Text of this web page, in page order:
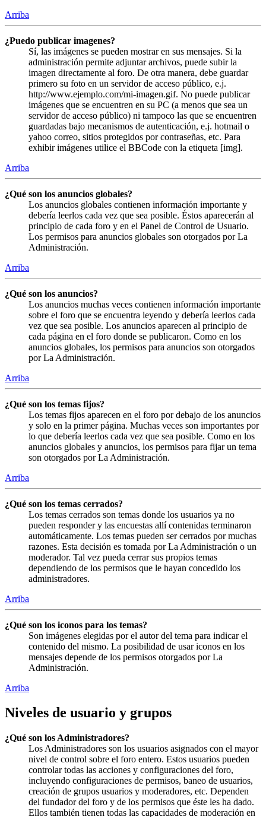
Arriba
¿Puedo publicar imagenes?
Sí, las imágenes se pueden mostrar en sus mensajes. Si la
administración permite adjuntar archivos, puede subir la
imagen directamente al foro. De otra manera, debe guardar
primero su foto en un servidor de acceso público, e.j.
http://www.ejemplo.com/mi-imagen.gif. No puede publicar
imágenes que se encuentren en su PC (a menos que sea un
servidor de acceso público) ni tampoco las que se encuentren
guardadas bajo mecanismos de autenticación, e.j. hotmail o
yahoo correo, sitios protegidos por contraseñas, etc. Para
exhibir imágenes utilice el BBCode con la etiqueta [img].
Arriba
¿Qué son los anuncios globales?
Los anuncios globales contienen información importante y
debería leerlos cada vez que sea posible. Éstos aparecerán al
principio de cada foro y en el Panel de Control de Usuario.
Los permisos para anuncios globales son otorgados por La
Administración.
Arriba
¿Qué son los anuncios?
Los anuncios muchas veces contienen información importante
sobre el foro que se encuentra leyendo y debería leerlos cada
vez que sea posible. Los anuncios aparecen al principio de
cada página en el foro donde se publicaron. Como en los
anuncios globales, los permisos para anuncios son otorgados
por La Administración.
Arriba
¿Qué son los temas fijos?
Los temas fijos aparecen en el foro por debajo de los anuncios
y solo en la primer página. Muchas veces son importantes por
lo que debería leerlos cada vez que sea posible. Como en los
anuncios globales y anuncios, los permisos para fijar un tema
son otorgados por La Administración.
Arriba
¿Qué son los temas cerrados?
Los temas cerrados son temas donde los usuarios ya no
pueden responder y las encuestas allí contenidas terminaron
automáticamente. Los temas pueden ser cerrados por muchas
razones. Esta decisión es tomada por La Administración o un
moderador. Tal vez pueda cerrar sus propios temas
dependiendo de los permisos que le hayan concedido los
administradores.
Arriba
¿Qué son los iconos para los temas?
Son imágenes elegidas por el autor del tema para indicar el
contenido del mismo. La posibilidad de usar iconos en los
mensajes depende de los permisos otorgados por La
Administración.
Arriba
Niveles de usuario y grupos
¿Qué son los Administradores?
Los Administradores son los usuarios asignados con el mayor
nivel de control sobre el foro entero. Estos usuarios pueden
controlar todas las acciones y configuraciones del foro,
incluyendo configuraciones de permisos, baneo de usuarios,
creación de grupos usuarios y moderadores, etc. Dependen
del fundador del foro y de los permisos que éste les ha dado.
Ellos también tienen todas las capacidades de moderación en